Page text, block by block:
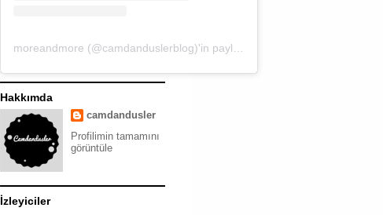
Hakkımda
camdandusler
Profilimin tamamını
görüntüle
İzleyiciler